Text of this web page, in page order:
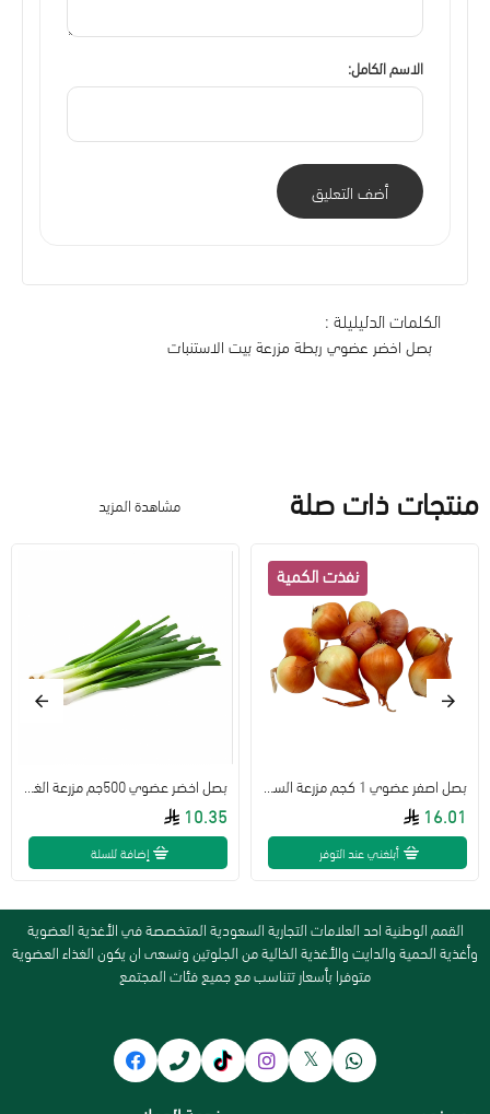
الاسم الكامل:
أضف التعليق
الكلمات الدليليلة :
بصل اخضر عضوي ربطة مزرعة بيت الاستنبات
منتجات ذات صلة مشاهدة المزيد
16.01
أبلغني عند التوفر
10.35
إضافة للسلة
القمم الوطنية احد العلامات التجارية السعودية المتخصصة في الأغذية العضوية
وأغذية الحمية والدايت والأغذية الخالية من الجلوتين ونسعى ان يكون الغذاء العضوية
متوفرا بأسعار تتناسب مع جميع فئات المجتمع